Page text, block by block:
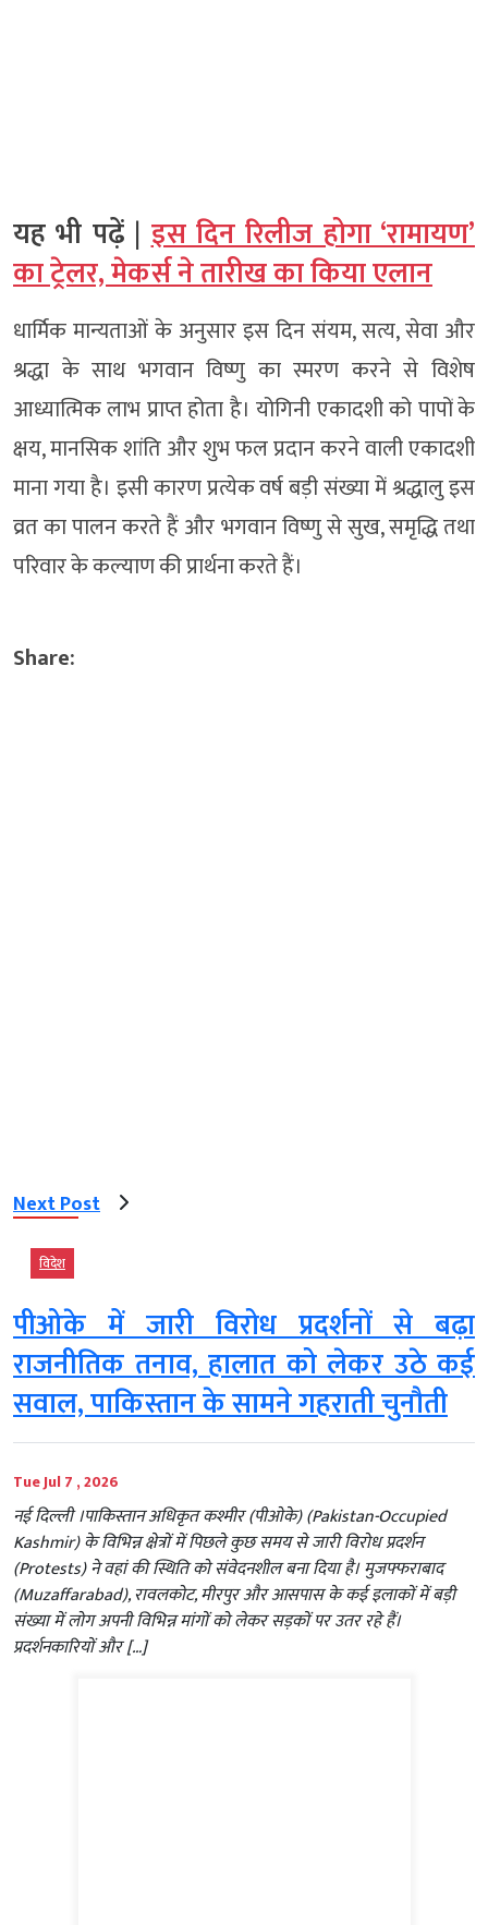
यह भी पढ़ें |इस दिन रिलीज होगा ‘रामायण’
का ट्रेलर, मेकर्स ने तारीख का किया एलान
धार्मिक मान्यताओं के अनुसार इस दिन संयम, सत्य, सेवा और
श्रद्धा के साथ भगवान विष्णु का स्मरण करने से विशेष
आध्यात्मिक लाभ प्राप्त होता है। योगिनी एकादशी को पापों के
क्षय, मानसिक शांति और शुभ फल प्रदान करने वाली एकादशी
माना गया है। इसी कारण प्रत्येक वर्ष बड़ी संख्या में श्रद्धालु इस
व्रत का पालन करते हैं और भगवान विष्णु से सुख, समृद्धि तथा
परिवार के कल्याण की प्रार्थना करते हैं।
Share:
Next Post
विदेश
पीओके में जारी विरोध प्रदर्शनों से बढ़ा
राजनीतिक तनाव, हालात को लेकर उठे कई
सवाल, पाकिस्तान के सामने गहराती चुनौती
Tue Jul 7 , 2026
नई दिल्ली ।पाकिस्तान अधिकृत कश्मीर (पीओके) (Pakistan-Occupied
Kashmir) के विभिन्न क्षेत्रों में पिछले कुछ समय से जारी विरोध प्रदर्शन
(Protests) ने वहां की स्थिति को संवेदनशील बना दिया है। मुजफ्फराबाद
(Muzaffarabad), रावलकोट, मीरपुर और आसपास के कई इलाकों में बड़ी
संख्या में लोग अपनी विभिन्न मांगों को लेकर सड़कों पर उतर रहे हैं।
प्रदर्शनकारियों और […]